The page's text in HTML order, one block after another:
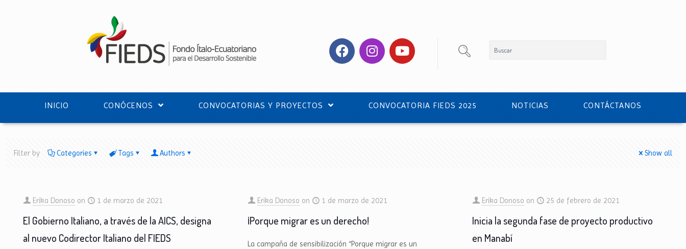
INICIO CONÓCENOS CONVOCATORIAS Y PROYECTOS CONVOCATORIA FIEDS 2025 NOTICIAS CONTÁCTANOS
Filter by Categories Tags Authors Show all
Erika Donoso on 1 de marzo de 2021
El Gobierno Italiano, a través de la AICS, designa
al nuevo Codirector Italiano del FIEDS
Erika Donoso on 1 de marzo de 2021
¡Porque migrar es un derecho!
La campaña de sensibilización “Porque migrar es un
Erika Donoso on 25 de febrero de 2021
Inicia la segunda fase de proyecto productivo
en Manabí